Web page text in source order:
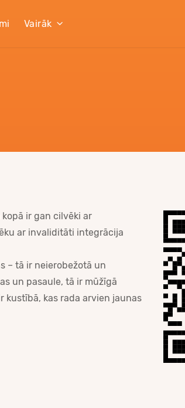
Vairāk
ir gan cilvēki ar
ar invaliditāti integrācija
– tā ir neierobežotā un
un pasaule, tā ir mūžīgā
kas rada arvien jaunas